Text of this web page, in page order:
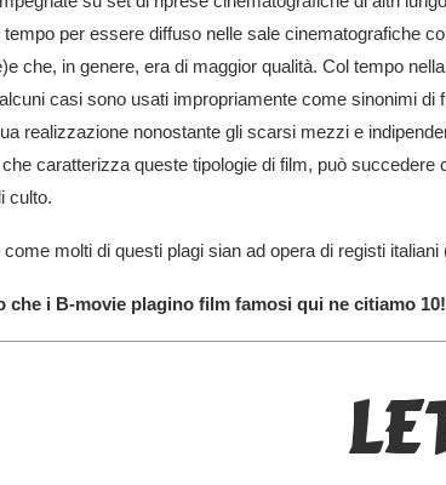
per essere diffuso nelle sale cinematografiche
che, in genere, era di maggior qualità. Col tempo
casi sono usati impropriamente come sinonimi
realizzazione nonostante gli scarsi mezzi e
caratterizza queste tipologie di film, può
culto.
come molti di questi plagi sian ad opera di registi italiani
che i B-movie plagino film famosi qui ne citiamo 10!